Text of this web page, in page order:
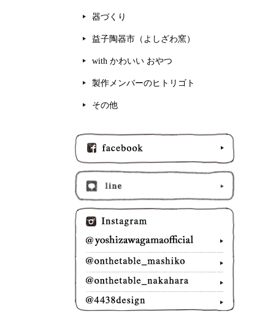
器づくり
益子陶器市（よしざわ窯）
with かわいい おやつ
製作メンバーのヒトリゴト
その他